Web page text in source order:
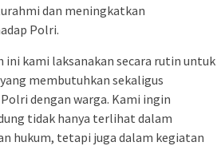
dan meningkatkan
Polri.
ini kami laksanakan secara rutin untuk
membutuhkan sekaligus
dengan warga. Kami ingin
tidak hanya terlihat dalam
hukum, tetapi juga dalam kegiatan